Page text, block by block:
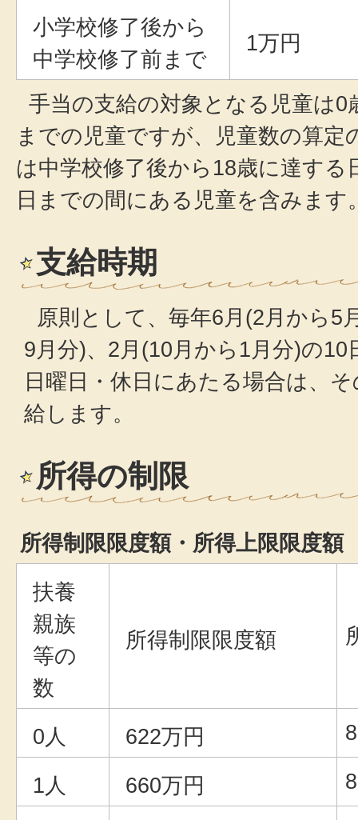
小学校修了後から
中学校修了前まで
1万円
手当の支給の対象となる児童は0
までの児童ですが、児童数の算定
は中学校修了後から18歳に達する
日までの間にある児童を含みます
支給時期
原則として、毎年6月(2月から5
9月分)、2月(10月から1月分)の10
日曜日・休日にあたる場合は、
給します。
所得の制限
所得制限限度額・所得上限限度額
扶養
親族
等の
数
所得制限限度額
0人 622万円
1人 660万円